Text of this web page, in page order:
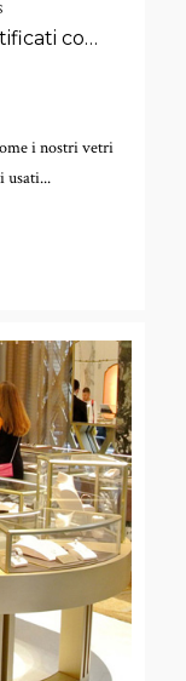
In ufficio con stile: i vetri stratificati con tessuto
i nostri vetri
usati...